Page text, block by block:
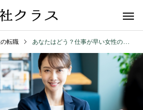
転職 あなたはどう？仕事が早い女性の7つの特徴と効率アップの5ステップ